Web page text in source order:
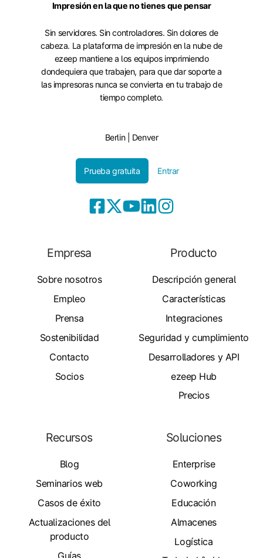
Impresión en la que no tienes que pensar
Sin servidores. Sin controladores. Sin dolores de
cabeza. La plataforma de impresión en la nube de
ezeep mantiene a los equipos imprimiendo
dondequiera que trabajen, para que dar soporte a
las impresoras nunca se convierta en tu trabajo de
tiempo completo.
Berlin | Denver
Prueba gratuita Entrar
Empresa
Sobre nosotros
Empleo
Prensa
Sostenibilidad
Contacto
Socios
Producto
Descripción general
Características
Integraciones
Seguridad y cumplimiento
Desarrolladores y API
ezeep Hub
Precios
Recursos
Blog
Seminarios web
Casos de éxito
Actualizaciones del
producto
Guías
Soluciones
Enterprise
Coworking
Educación
Almacenes
Logística